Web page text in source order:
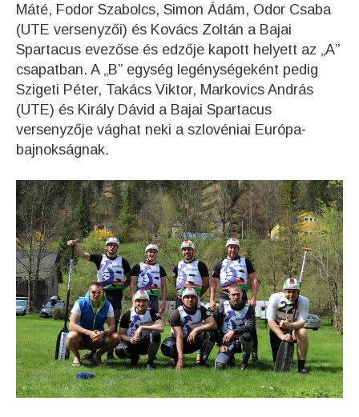
Máté, Fodor Szabolcs, Simon Ádám, Odor Csaba
(UTE versenyzői) és Kovács Zoltán a Bajai
Spartacus evezőse és edzője kapott helyett az „A”
csapatban. A „B” egység legénységeként pedig
Szigeti Péter, Takács Viktor, Markovics András
(UTE) és Király Dávid a Bajai Spartacus
versenyzője vághat neki a szlovéniai Európa-
bajnokságnak.